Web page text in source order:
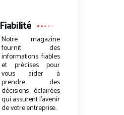
Fiabilité
Notre magazine
fournit des
informations fiables
et précises pour
vous aider à
prendre des
décisions éclairées
qui assurent l’avenir
de votre entreprise.